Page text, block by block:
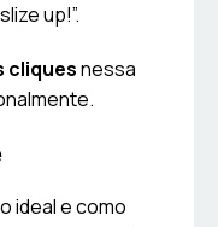
up!”.
cliquesnessa
ideal e como